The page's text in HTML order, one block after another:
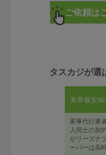
タスカジが選
業界最安
家事代行業
人同士の契
がリーズナ
ーパーは高